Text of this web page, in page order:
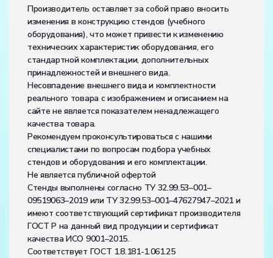
Производитель оставляет за собой право вносить
изменения в конструкцию стендов (учебного
оборудования), что может привести к изменению
технических характеристик оборудования, его
стандартной комплектации, дополнительных
принадлежностей и внешнего вида.
Несовпадение внешнего вида и комплектности
реального товара с изображением и описанием на
сайте не является показателем ненадлежащего
качества товара.
Рекомендуем проконсультироваться с нашими
специалистами по вопросам подбора учебных
стендов и оборудования и его комплектации.
Не является публичной офертой
Стенды выполнены согласно ТУ 32.99.53–001–
09519063–2019 или ТУ 32.99.53–001–47627947–2021 и
имеют соответствующий сертификат производителя
ГОСТ Р на данный вид продукции и сертификат
качества ИСО 9001–2015.
Соответствует ГОСТ 1.8.181-1.061.25